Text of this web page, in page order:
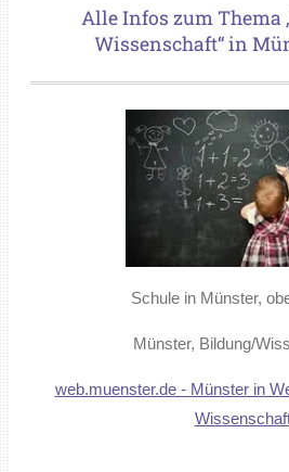
Alle Infos zum Thema
Wissenschaft“ in
Schule in Münster,
Münster, Bildung/
web.muenster.de - Münster in